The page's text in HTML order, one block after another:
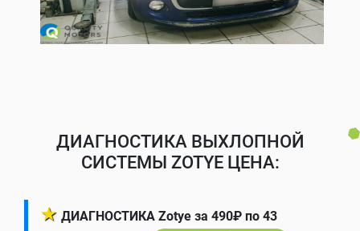
ДИАГНОСТИКА ВЫХЛОПНОЙ
СИСТЕМЫ ZOTYE ЦЕНА:
★ ДИАГНОСТИКА Zotye за 490₽ по 43